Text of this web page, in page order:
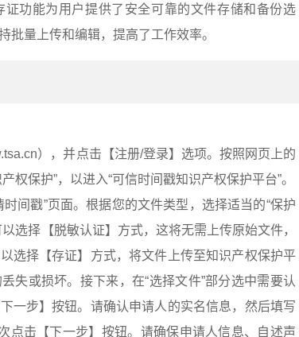
功能为用户提供了安全可靠的文件存储和备份选
批量上传和编辑，提高了工作效率。
），并点击【注册/登录】选项。按照网页上的
权保护”，以进入“可信时间戳知识产权保护平台”。
间戳”页面。根据您的文件类型，选择适当的“保护
选择【脱敏认证】方式，这将无需上传原始文件，
选择【存证】方式，将文件上传至知识产权保护平
失或损坏。接下来，在“选择文件”部分选中需要认
一步】按钮。请确认申请人的实名信息，然后填写
点击【下一步】按钮。请确保申请人信息、自述声